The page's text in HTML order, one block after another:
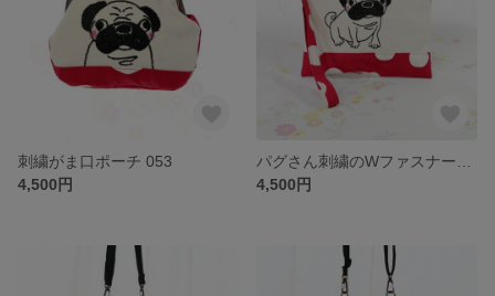
刺繍がま口ポーチ 053
4,500円
4,500円